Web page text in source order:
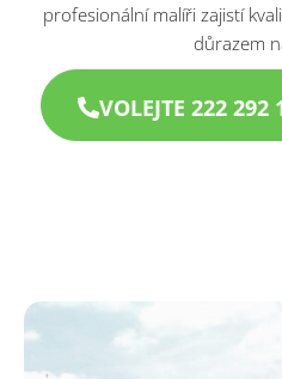
profesionální malíři zajistí
důrazem
VOLEJTE 222 292